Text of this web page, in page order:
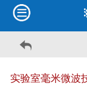
实验室毫米微波